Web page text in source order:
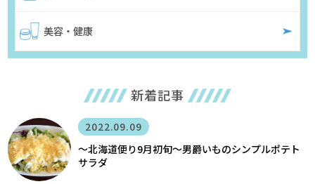
美容・健康
新着記事
2022.09.09
〜北海道便り9月初旬～男爵いものシンプルポテト
サラダ